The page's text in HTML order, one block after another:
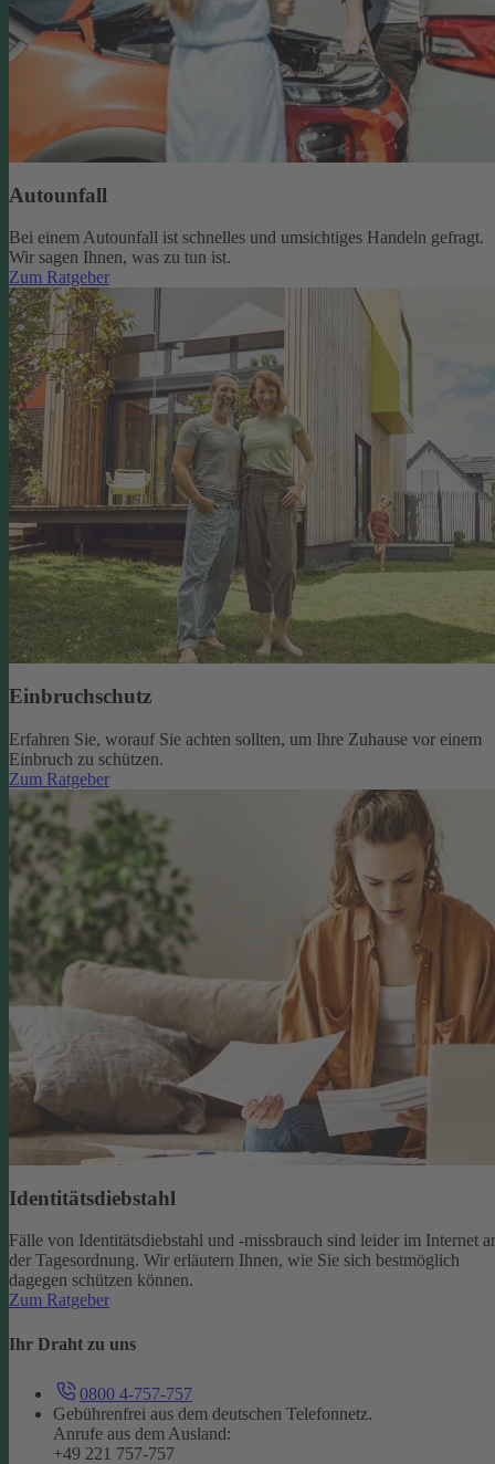
Autounfall
Bei einem Autounfall ist schnelles und umsichtiges Handeln gefragt.
Wir sagen Ihnen, was zu tun ist.
Zum Ratgeber
Einbruchschutz
Erfahren Sie, worauf Sie achten sollten, um Ihre Zuhause vor einem
Einbruch zu schützen.
Zum Ratgeber
Identitätsdiebstahl
Fälle von Identitätsdiebstahl und -missbrauch sind leider im Internet
der Tagesordnung. Wir erläutern Ihnen, wie Sie sich bestmöglich
dagegen schützen können.
Zum Ratgeber
Ihr Draht zu uns
0800 4-757-757
Gebührenfrei aus dem deutschen Telefonnetz.
Anrufe aus dem Ausland:
+49 221 757-757